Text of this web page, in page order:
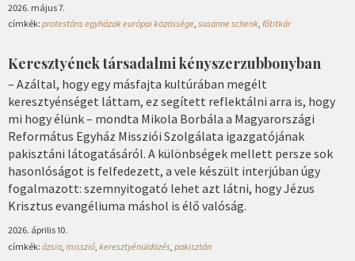
2026. május 7.
címkék: protestáns egyházak európai közössége susanne schenk főtitkár
Keresztyének társadalmi kényszerzubbonyban
– Azáltal, hogy egy másfajta kultúrában megélt
keresztyénséget láttam, ez segített reflektálni arra is, hogy
mi hogy élünk – mondta Mikola Borbála a Magyarországi
Református Egyház Missziói Szolgálata igazgatójának
pakisztáni látogatásáról. A különbségek mellett persze sok
hasonlóságot is felfedezett, a vele készült interjúban úgy
fogalmazott: szemnyitogató lehet azt látni, hogy Jézus
Krisztus evangéliuma máshol is élő valóság.
2026. április 10.
címkék: ázsia misszió keresztyénüldözés pakisztán